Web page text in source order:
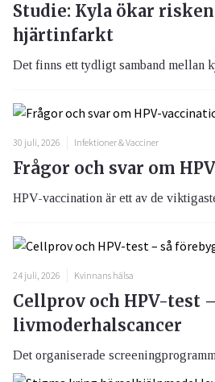
Studie: Kyla ökar
hjärtinfarkt
Det finns ett tydligt samband mellan
30 juli, 2026 Infektioner & Vacciner
Frågor och svar om
HPV-vaccination är ett av de
24 juli, 2026 Kvinnans hälsa
Cellprov och HPV-test
livmoderhalscancer
Det organiserade